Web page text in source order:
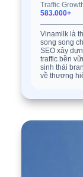
Traffic
583.000+
Vinamilk là
song song
SEO xây
traffic bền
sinh thái
về thương